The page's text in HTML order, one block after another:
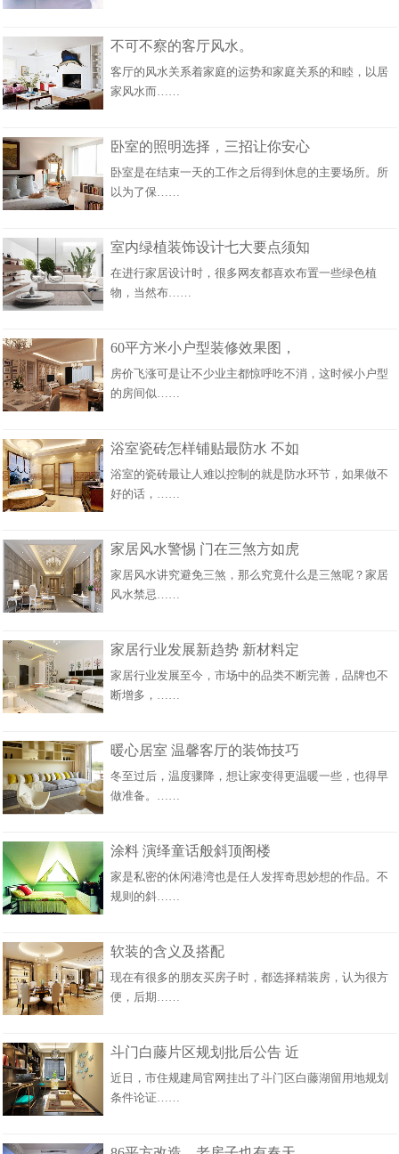
不可不察的客厅风水。
客厅的风水关系着家庭的运势和家庭关系的和睦，以居
家风水而……
卧室的照明选择，三招让你安心
卧室是在结束一天的工作之后得到休息的主要场所。所
以为了保……
室内绿植装饰设计七大要点须知
在进行家居设计时，很多网友都喜欢布置一些绿色植
物，当然布……
60平方米小户型装修效果图，
房价飞涨可是让不少业主都惊呼吃不消，这时候小户型
的房间似……
浴室瓷砖怎样铺贴最防水 不如
浴室的瓷砖最让人难以控制的就是防水环节，如果做不
好的话，……
家居风水警惕 门在三煞方如虎
家居风水讲究避免三煞，那么究竟什么是三煞呢？家居
风水禁忌……
家居行业发展新趋势 新材料定
家居行业发展至今，市场中的品类不断完善，品牌也不
断增多，……
暖心居室 温馨客厅的装饰技巧
冬至过后，温度骤降，想让家变得更温暖一些，也得早
做准备。……
涂料 演绎童话般斜顶阁楼
家是私密的休闲港湾也是任人发挥奇思妙想的作品。不
规则的斜……
软装的含义及搭配
现在有很多的朋友买房子时，都选择精装房，认为很方
便，后期……
斗门白藤片区规划批后公告 近
近日，市住规建局官网挂出了斗门区白藤湖留用地规划
条件论证……